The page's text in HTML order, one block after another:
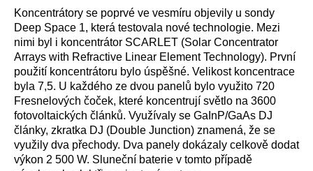
Koncentrátory se poprvé ve vesmíru objevily u sondy
Deep Space 1, která testovala nové technologie. Mezi
nimi byl i koncentrátor SCARLET (Solar Concentrator
Arrays with Refractive Linear Element Technology). První
použití koncentrátoru bylo úspěšné. Velikost koncentrace
byla 7,5. U každého ze dvou panelů bylo využito 720
Fresnelových čoček, které koncentrují světlo na 3600
fotovoltaických článků. Využívaly se GaInP/GaAs DJ
články, zkratka DJ (Double Junction) znamená, že se
využily dva přechody. Dva panely dokázaly celkově dodat
výkon 2 500 W. Sluneční baterie v tomto případě